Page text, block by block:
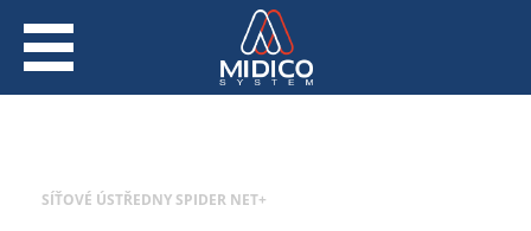
SÍŤOVÉ ÚSTŘEDNY SPIDER NET+